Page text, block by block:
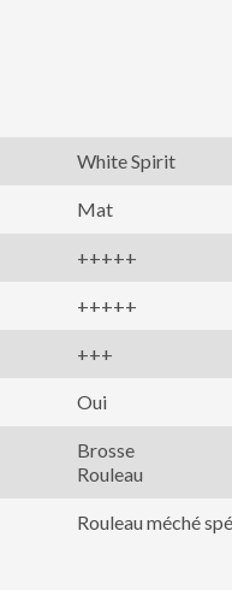
White Spirit
Mat
+++++
+++++
+++
Oui
Brosse
Rouleau
Rouleau méché